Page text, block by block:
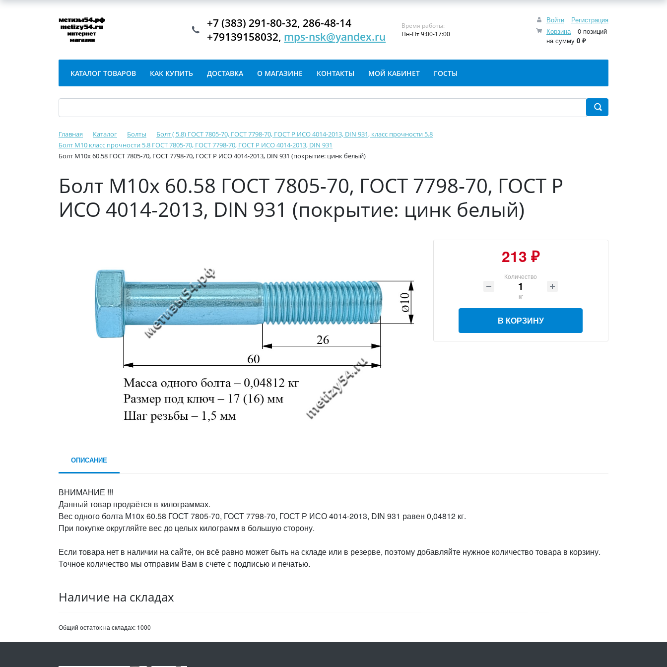
Войти
Регистрация
Корзина
0 позиций
на сумму 0 ₽
+7 (383) 291-80-32, 286-48-14
+79139158032, mps-nsk@yandex.ru
Время работы:
Пн-Пт 9:00-17:00
КАТАЛОГ ТОВАРОВ КАК КУПИТЬ ДОСТАВКА О МАГАЗИНЕ КОНТАКТЫ МОЙ КАБИНЕТ ГОСТЫ
Главная Каталог Болты
Болт ( 5.8) ГОСТ 7805-70, ГОСТ 7798-70, ГОСТ Р ИСО 4014-2013, DIN 931, класс прочности 5.8
Болт М10 класс прочности 5.8 ГОСТ 7805-70, ГОСТ 7798-70, ГОСТ Р ИСО 4014-2013, DIN 931
Болт М10х 60.58 ГОСТ 7805-70, ГОСТ 7798-70, ГОСТ Р ИСО 4014-2013, DIN 931 (покрытие: цинк белый)
Болт М10х 60.58 ГОСТ 7805-70, ГОСТ 7798-70, ГОСТ Р
ИСО 4014-2013, DIN 931 (покрытие: цинк белый)
213 ₽
Количество
кг
В КОРЗИНУ
ОПИСАНИЕ
ВНИМАНИЕ !!!
Данный товар продаётся в килограммах.
Вес одного болта М10х 60.58 ГОСТ 7805-70, ГОСТ 7798-70, ГОСТ Р ИСО 4014-2013, DIN 931 равен 0,04812 кг.
При покупке округляйте вес до целых килограмм в большую сторону.
Если товара нет в наличии на сайте, он всё равно может быть на складе или в резерве, поэтому добавляйте нужное количество товара в корзину.
Точное количество мы отправим Вам в счете с подписью и печатью.
Наличие на складах
Общий остаток на складах: 1000